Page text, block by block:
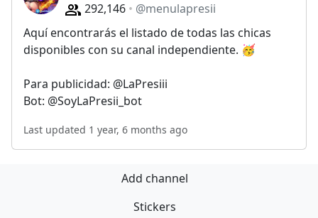
292,146
@menulapresii
Aquí encontrarás el listado de todas las chicas
disponibles con su canal independiente. 🥳
Para publicidad: @LaPresiii
Bot: @SoyLaPresii_bot
Last updated 1 year, 6 months ago
Add channel
Stickers